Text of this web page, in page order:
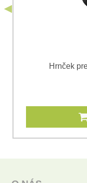
Hrnček